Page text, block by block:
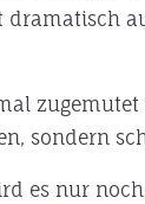
sondern
es nur